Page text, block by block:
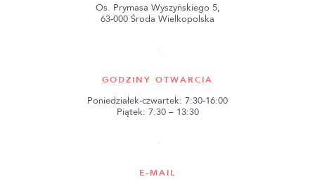
Os. Prymasa Wyszyńskiego 5,
63-000 Środa Wielkopolska
GODZINY OTWARCIA
Poniedziałek-czwartek: 7:30-16:00
Piątek: 7:30 – 13:30
E-MAIL